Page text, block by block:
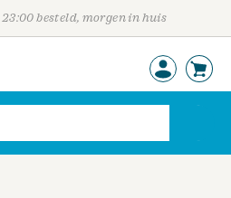
besteld, morgen in huis